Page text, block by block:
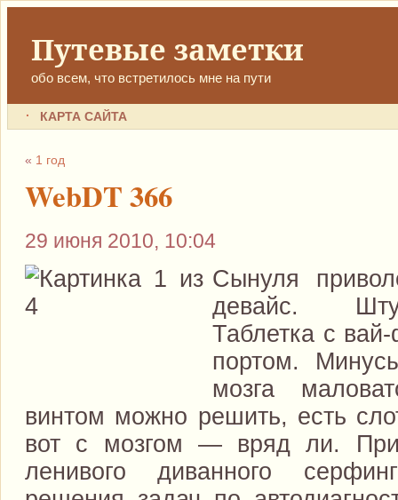
Путевые заметки
обо всем, что встретилось мне на пути
КАРТА САЙТА
« 1 год
WebDT 366
29 июня 2010, 10:04
Сынуля
девайс.
Таблетка c
портом.
мозга
винтом можно решить, есть
вот с мозгом — вряд ли.
ленивого диванного